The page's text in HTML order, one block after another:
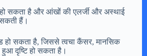
सकता है और आंखों की एलर्जी और अस्थाई
हैं।
हो सकता है, जिससे त्वचा कैंसर, मानसिक
हुआ दृष्टि हो सकता है।